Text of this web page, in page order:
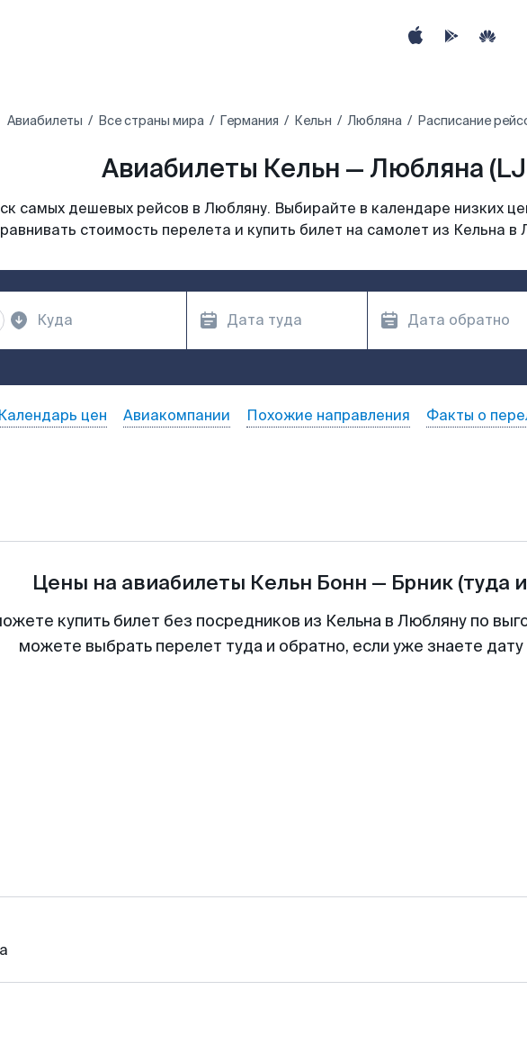
Авиабилеты Все страны мира Германия Кельн Любляна Расписание
Авиабилеты Кельн — Любляна
самых дешевых рейсов в Любляну. Выбирайте в календаре низких
стоимость перелета и купить билет на самолет из Кельна в
Календарь цен Авиакомпании Похожие направления Факты о
Цены на авиабилеты Кельн Бонн — Брник (туда
купить билет без посредников из Кельна в Любляну по
можете выбрать перелет туда и обратно, если уже знаете